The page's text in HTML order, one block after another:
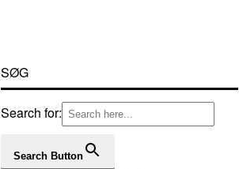
SØG
Search for:
Search Button